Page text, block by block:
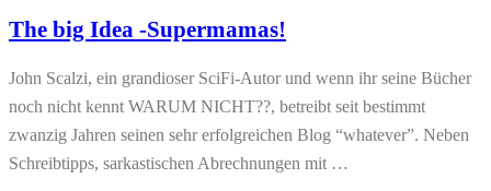
The big Idea -Supermamas!
John Scalzi, ein grandioser SciFi-Autor und wenn ihr seine Bücher
noch nicht kennt WARUM NICHT??, betreibt seit bestimmt
zwanzig Jahren seinen sehr erfolgreichen Blog “whatever”. Neben
Schreibtipps, sarkastischen Abrechnungen mit …